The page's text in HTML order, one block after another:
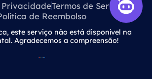
Termos de Serviço
de Reembolso
este serviço não está disponível na
Agradecemos a compreensão!